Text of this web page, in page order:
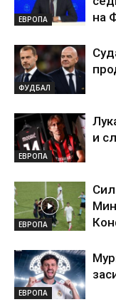
ЕВРОПА
на
ФУДБАЛ
ЕВРОПА
и
ЕВРОПА
ЕВРОПА